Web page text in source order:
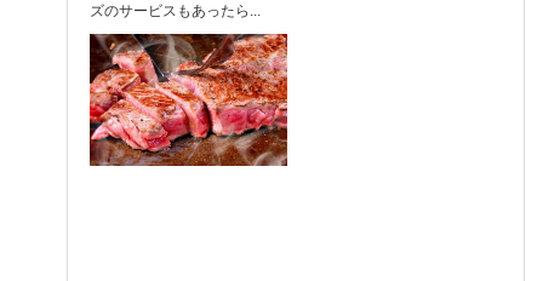
ズのサービスもあったら...